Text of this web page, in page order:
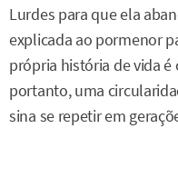
Lurdes para que ela
explicada ao pormenor
própria história de vida
portanto, uma
sina se repetir em